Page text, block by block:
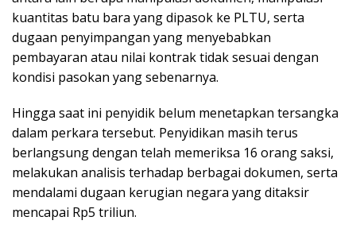
kuantitas batu bara yang dipasok ke PLTU, serta
dugaan penyimpangan yang menyebabkan
pembayaran atau nilai kontrak tidak sesuai dengan
kondisi pasokan yang sebenarnya.
Hingga saat ini penyidik belum menetapkan tersangka
dalam perkara tersebut. Penyidikan masih terus
berlangsung dengan telah memeriksa 16 orang saksi,
melakukan analisis terhadap berbagai dokumen, serta
mendalami dugaan kerugian negara yang ditaksir
mencapai Rp5 triliun.